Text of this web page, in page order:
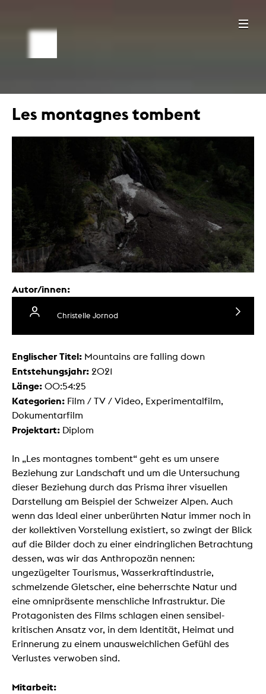
Les montagnes tombent
Autor/innen:
Christelle Jornod
Englischer Titel: Mountains are falling down
Entstehungsjahr: 2021
Länge: 00:54:25
Kategorien: Film / TV / Video, Experimentalfilm,
Dokumentarfilm
Projektart: Diplom
In „Les montagnes tombent“ geht es um unsere
Beziehung zur Landschaft und um die Untersuchung
dieser Beziehung durch das Prisma ihrer visuellen
Darstellung am Beispiel der Schweizer Alpen. Auch
wenn das Ideal einer unberührten Natur immer noch in
der kollektiven Vorstellung existiert, so zwingt der Blick
auf die Bilder doch zu einer eindringlichen Betrachtung
dessen, was wir das Anthropozän nennen:
ungezügelter Tourismus, Wasserkraftindustrie,
schmelzende Gletscher, eine beherrschte Natur und
eine omnipräsente menschliche Infrastruktur. Die
Protagonisten des Films schlagen einen sensibel-
kritischen Ansatz vor, in dem Identität, Heimat und
Erinnerung zu einem unausweichlichen Gefühl des
Verlustes verwoben sind.
Mitarbeit: